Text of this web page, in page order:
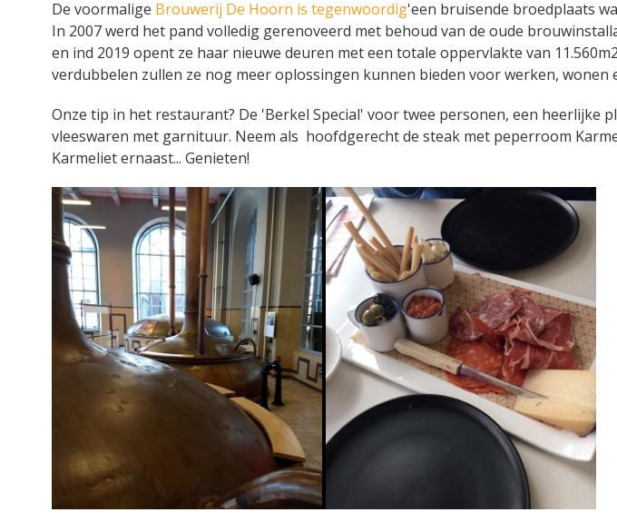
De voormalige Brouwerij De Hoorn is tegenwoordig'een bruisende broedplaats
In 2007 werd het pand volledig gerenoveerd met behoud van de oude
en ind 2019 opent ze haar nieuwe deuren met een totale oppervlakte van
verdubbelen zullen ze nog meer oplossingen kunnen bieden voor werken, wonen
Onze tip in het restaurant? De 'Berkel Special' voor twee personen, een heerlijke
vleeswaren met garnituur. Neem als hoofdgerecht de steak met peperroom
Karmeliet ernaast... Genieten!